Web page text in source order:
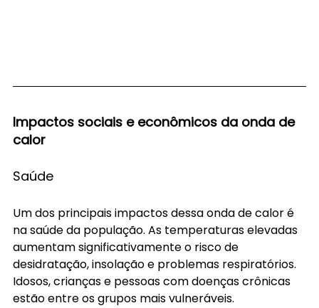
Impactos sociais e econômicos da onda de
calor
Saúde
Um dos principais impactos dessa onda de calor é
na saúde da população. As temperaturas elevadas
aumentam significativamente o risco de
desidratação, insolação e problemas respiratórios.
Idosos, crianças e pessoas com doenças crônicas
estão entre os grupos mais vulneráveis.